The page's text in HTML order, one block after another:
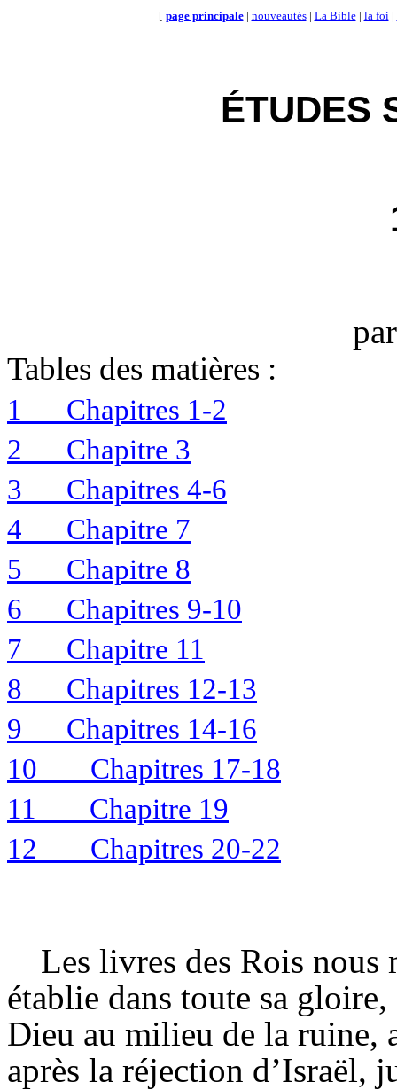
[ page principale| nouveautés| La Bible| la foi|
ÉTUDES
Tables des matières :
1
Chapitres 1-2
2
Chapitre 3
3
Chapitres 4-6
4
Chapitre 7
5
Chapitre 8
6
Chapitres 9-10
7
Chapitre 11
8
Chapitres 12-13
9
Chapitres 14-16
10
Chapitres 17-18
11
Chapitre 19
12
Chapitres 20-22
Les livres des Rois nous
établie dans toute sa
Dieu au milieu de la ruine,
après la réjection d’Israël,